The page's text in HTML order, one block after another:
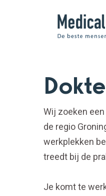
Wij zoeken
de regio
werkplekken
treedt bij de
Je komt te